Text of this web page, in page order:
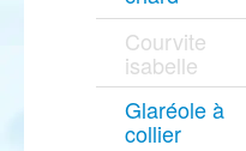
Courvite
isabelle
Glaréole à
collier